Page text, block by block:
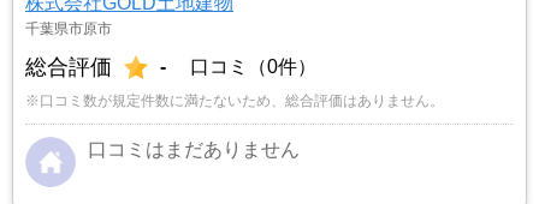
千葉県市原市
総合評価 - 口コミ（0件）
※口コミ数が規定件数に満たないため、総合評価はありません。
口コミはまだありません